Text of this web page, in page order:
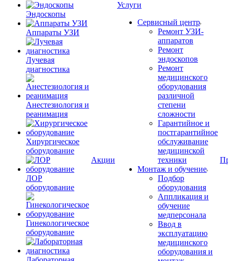
Эндоскопы
Аппараты УЗИ
Лучевая
диагностика
Анестезиология и
реанимация
Хирургическое
оборудование
ЛОР
оборудование
Гинекологическое
оборудование
Акции
Услуги
Сервисный центр
Ремонт УЗИ-
аппаратов
Ремонт
эндоскопов
Ремонт
медицинского
оборудования
различной
степени
сложности
Гарантийное и
постгарантийное
обслуживание
медицинской
техники
Монтаж и обучение
Подбор
оборудования
Аппликация и
обучение
медперсонала
Ввод в
эксплуатацию
медицинского
оборудования и